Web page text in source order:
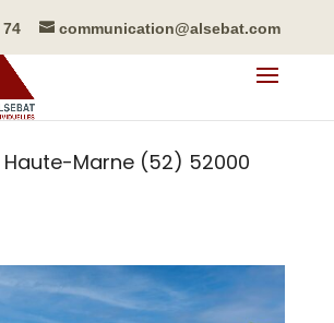
74 communication@alsebat.com
Haute-Marne (52) 52000